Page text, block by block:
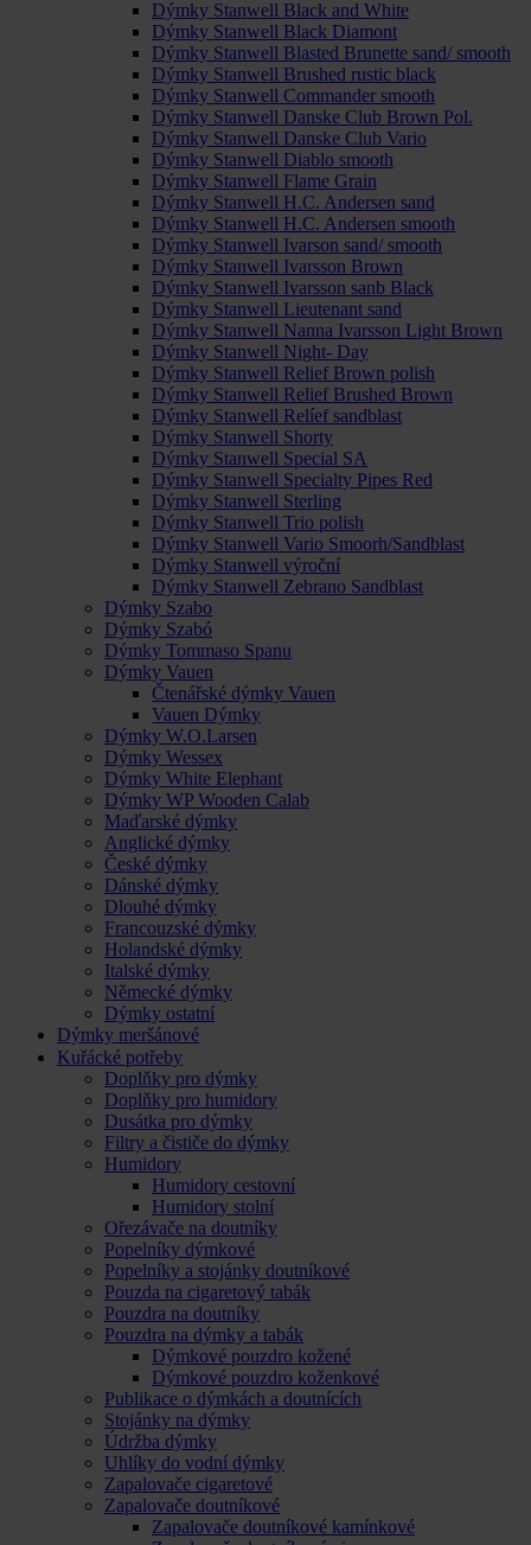
Dýmky Stanwell Black and White
Dýmky Stanwell Black Diamont
Dýmky Stanwell Blasted Brunette sand/ smooth
Dýmky Stanwell Brushed rustic black
Dýmky Stanwell Commander smooth
Dýmky Stanwell Danske Club Brown Pol.
Dýmky Stanwell Danske Club Vario
Dýmky Stanwell Diablo smooth
Dýmky Stanwell Flame Grain
Dýmky Stanwell H.C. Andersen sand
Dýmky Stanwell H.C. Andersen smooth
Dýmky Stanwell Ivarson sand/ smooth
Dýmky Stanwell Ivarsson Brown
Dýmky Stanwell Ivarsson sanb Black
Dýmky Stanwell Lieutenant sand
Dýmky Stanwell Nanna Ivarsson Light Brown
Dýmky Stanwell Night- Day
Dýmky Stanwell Relief Brown polish
Dýmky Stanwell Relief Brushed Brown
Dýmky Stanwell Relíef sandblast
Dýmky Stanwell Shorty
Dýmky Stanwell Special SA
Dýmky Stanwell Specialty Pipes Red
Dýmky Stanwell Sterling
Dýmky Stanwell Trio polish
Dýmky Stanwell Vario Smoorh/Sandblast
Dýmky Stanwell výroční
Dýmky Stanwell Zebrano Sandblast
Dýmky Szabo
Dýmky Szabó
Dýmky Tommaso Spanu
Dýmky Vauen
Čtenářské dýmky Vauen
Vauen Dýmky
Dýmky W.O.Larsen
Dýmky Wessex
Dýmky White Elephant
Dýmky WP Wooden Calab
Maďarské dýmky
Anglické dýmky
České dýmky
Dánské dýmky
Dlouhé dýmky
Francouzské dýmky
Holandské dýmky
Italské dýmky
Německé dýmky
Dýmky ostatní
Dýmky meršánové
Kuřácké potřeby
Doplňky pro dýmky
Doplňky pro humidory
Dusátka pro dýmky
Filtry a čističe do dýmky
Humidory
Humidory cestovní
Humidory stolní
Ořezávače na doutníky
Popelníky dýmkové
Popelníky a stojánky doutníkové
Pouzda na cigaretový tabák
Pouzdra na doutníky
Pouzdra na dýmky a tabák
Dýmkové pouzdro kožené
Dýmkové pouzdro koženkové
Publikace o dýmkách a doutnících
Stojánky na dýmky
Údržba dýmky
Uhlíky do vodní dýmky
Zapalovače cigaretové
Zapalovače doutníkové
Zapalovače doutníkové kamínkové